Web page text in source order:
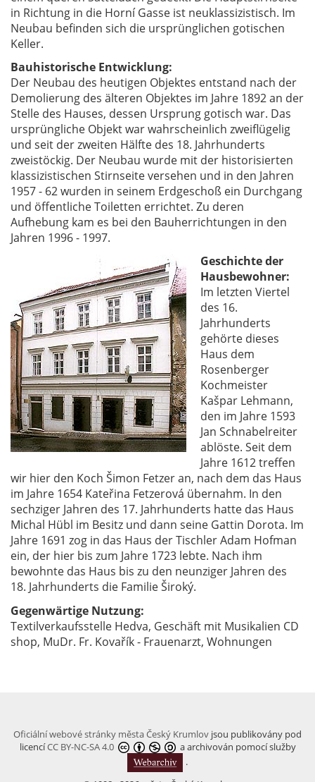
in Richtung in die Horní Gasse ist neuklassizistisch. Im
Neubau befinden sich die ursprünglichen gotischen
Keller.
Bauhistorische Entwicklung:
Der Neubau des heutigen Objektes entstand nach der
Demolierung des älteren Objektes im Jahre 1892 an der
Stelle des Hauses, dessen Ursprung gotisch war. Das
ursprüngliche Objekt war wahrscheinlich zweiflügelig
und seit der zweiten Hälfte des 18. Jahrhunderts
zweistöckig. Der Neubau wurde mit der historisierten
klassizistischen Stirnseite versehen und in den Jahren
1957 - 62 wurden in seinem Erdgeschoß ein Durchgang
und öffentliche Toiletten errichtet. Zu deren
Aufhebung kam es bei den Bauherrichtungen in den
Jahren 1996 - 1997.
Geschichte der
Hausbewohner:
Im letzten Viertel
des 16.
Jahrhunderts
gehörte dieses
Haus dem
Rosenberger
Kochmeister
Kašpar Lehmann,
den im Jahre 1593
Jan Schnabelreiter
ablöste. Seit dem
Jahre 1612 treffen
wir hier den Koch Šimon Fetzer an, nach dem das Haus
im Jahre 1654 Kateřina Fetzerová übernahm. In den
sechziger Jahren des 17. Jahrhunderts hatte das Haus
Michal Hübl im Besitz und dann seine Gattin Dorota. Im
Jahre 1691 zog in das Haus der Tischler Adam Hofman
ein, der hier bis zum Jahre 1723 lebte. Nach ihm
bewohnte das Haus bis zu den neunziger Jahren des
18. Jahrhunderts die Familie Široký.
Gegenwärtige Nutzung:
Textilverkaufsstelle Hedva, Geschäft mit Musikalien CD
shop, MuDr. Fr. Kovařík - Frauenarzt, Wohnungen
Oficiální webové stránky města Český Krumlov jsou publikovány pod
licencíCC BY-NC-SA 4.0
a archivován pomocí služby
.